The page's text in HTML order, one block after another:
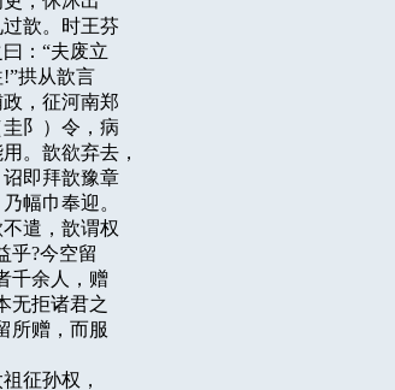
歆。时王芬
：“夫废立
拱从歆言
，征河南郑
阝）令，病
。歆欲弃去，
即拜歆豫章
幅巾奉迎。
遣，歆谓权
乎?今空留
千余人，赠
无拒诸君之
所赠，而服
征孙权，